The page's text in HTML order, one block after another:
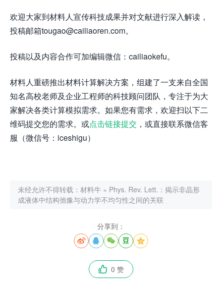
欢迎大家到材料人宣传科技成果并对文献进行深入解读，
投稿邮箱tougao@cailiaoren.com。
投稿以及内容合作可加编辑微信：cailiaokefu。
材料人重磅推出材料计算解决方案，组建了一支来自全国
知名高校老师及企业工程师的科技顾问团队，专注于为大
家解决各类计算模拟需求。如果您有需求，欢迎扫以下二
维码提交您的需求。或点击链接提交 ，或直接联系微信客
服（微信号：iceshigu）
未经允许不得转载： 材料牛 » Phys. Rev. Lett.：揭示非晶形
成液体中结构弛豫与动力学不均匀性之间的关联
分享到：
    
 0 赞